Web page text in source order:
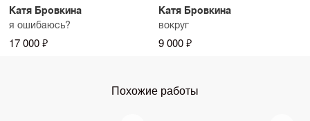
Катя Бровкина
я ошибаюсь?
17 000 ₽
Катя Бровкина
вокруг
9 000 ₽
Похожие работы